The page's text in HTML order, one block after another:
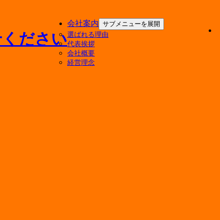
会社案内 サブメニューを展開
選ばれる理由
代表挨拶
会社概要
経営理念